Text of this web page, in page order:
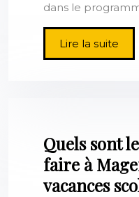
dans le
Lire la suite
Quels sont
faire à
vacances